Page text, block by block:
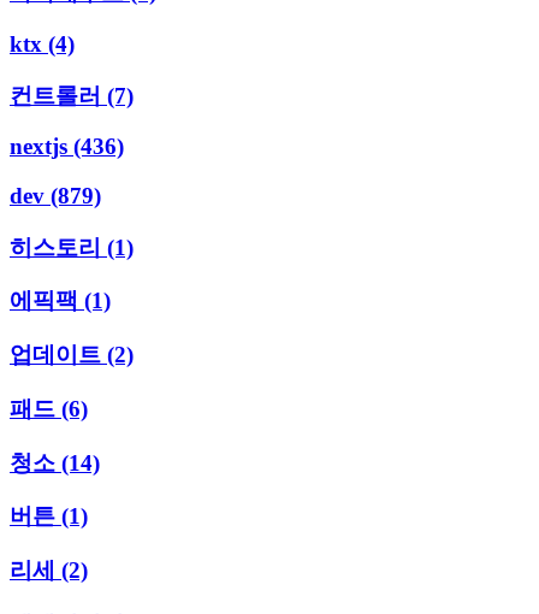
ktx (4)
컨트롤러 (7)
nextjs (436)
dev (879)
히스토리 (1)
에픽팩 (1)
업데이트 (2)
패드 (6)
청소 (14)
버튼 (1)
리세 (2)